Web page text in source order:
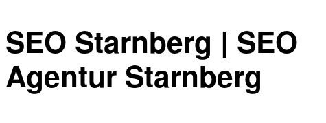
SEO Starnberg | SEO
Agentur Starnberg